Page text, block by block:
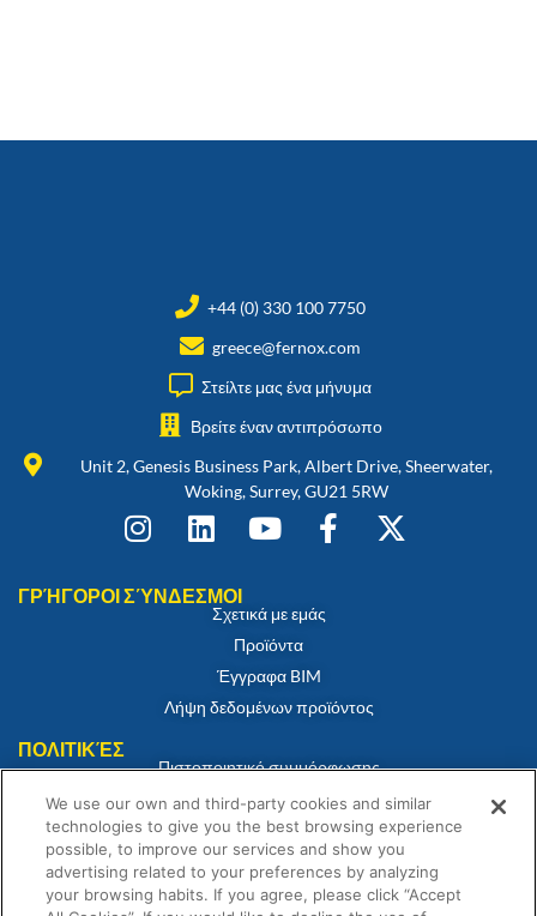
+44 (0) 330 100 7750
greece@fernox.com
Στείλτε μας ένα μήνυμα
Βρείτε έναν αντιπρόσωπο
Unit 2, Genesis Business Park, Albert Drive, Sheerwater,
Woking, Surrey, GU21 5RW
ΓΡΉΓΟΡΟΙ ΣΎΝΔΕΣΜΟΙ
Σχετικά με εμάς
Προϊόντα
Έγγραφα BIM
Λήψη δεδομένων προϊόντος
ΠΟΛΙΤΙΚΈΣ
Πιστοποιητικό συμμόρφωσης
Πολιτική για τα cookies
Αποποίηση ευθύνης
Πολιτική απορρήτου
Όροι και Προϋποθέσεις Πώλησης
We use our own and third-party cookies and similar
technologies to give you the best browsing experience
possible, to improve our services and show you
advertising related to your preferences by analyzing
your browsing habits. If you agree, please click “Accept